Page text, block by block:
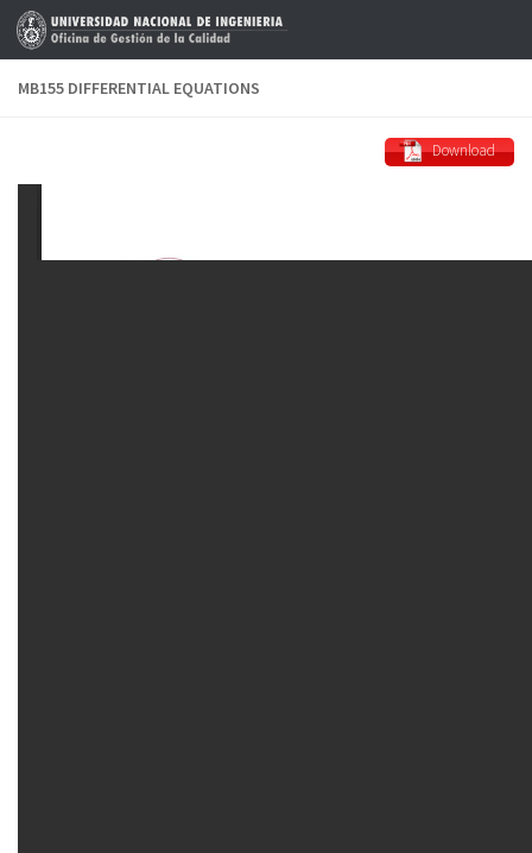
Saltar al contenido
MB155 DIFFERENTIAL EQUATIONS
Download